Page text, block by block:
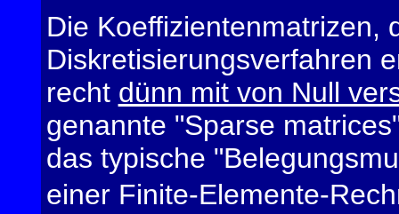
Die Koeffizientenmatrizen,
Diskretisierungsverfahren
recht dünn mit von Null
genannte "Sparse
das typische
einer Finite-Elemente-